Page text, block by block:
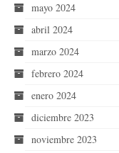
mayo 2024
abril 2024
marzo 2024
febrero 2024
enero 2024
diciembre 2023
noviembre 2023